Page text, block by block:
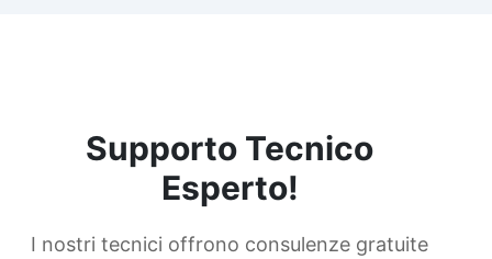
Supporto Tecnico
Esperto!
I nostri tecnici offrono consulenze gratuite